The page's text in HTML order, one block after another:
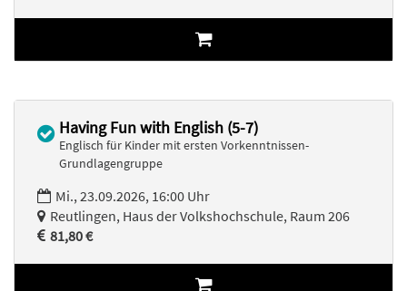
Having Fun with English (5-7)
Englisch für Kinder mit ersten Vorkenntnissen-
Grundlagengruppe
Mi., 23.09.2026, 16:00 Uhr
Reutlingen, Haus der Volkshochschule, Raum 206
81,80 €